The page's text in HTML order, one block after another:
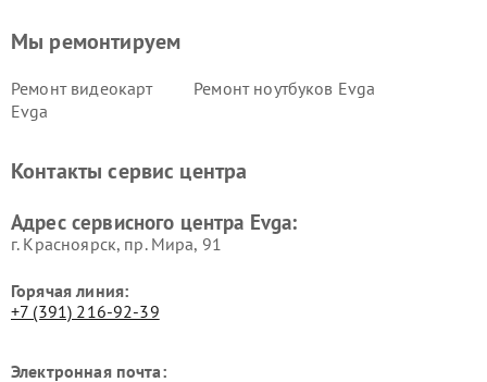
Мы ремонтируем
Ремонт видеокарт
Evga
Ремонт ноутбуков Evga
Контакты сервис центра
Адрес сервисного центра Evga:
г. Красноярск, ​пр. Мира, 91
Горячая линия:
+7 (391) 216-92-39
Электронная почта: